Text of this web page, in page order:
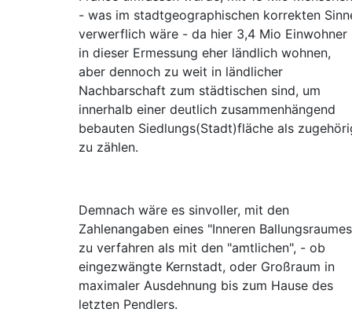
- was im stadtgeographischen korrekten
verwerflich wäre - da hier 3,4 Mio Einwohner
in dieser Ermessung eher ländlich wohnen,
aber dennoch zu weit in ländlicher
Nachbarschaft zum städtischen sind, um
innerhalb einer deutlich zusammenhängend
bebauten Siedlungs(Stadt)fläche als
zu zählen.
Demnach wäre es sinvoller, mit den
Zahlenangaben eines "Inneren
zu verfahren als mit den "amtlichen", - ob
eingezwängte Kernstadt, oder Großraum in
maximaler Ausdehnung bis zum Hause des
letzten Pendlers.